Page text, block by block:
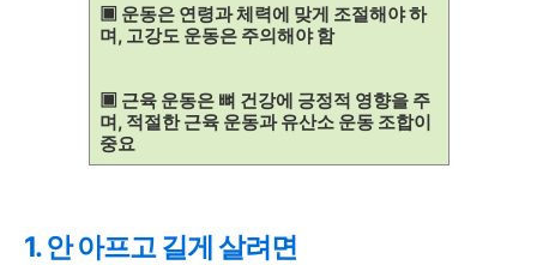
▣ 운동은 연령과 체력에 맞게 조절해야 하
며, 고강도 운동은 주의해야 함
▣ 근육 운동은 뼈 건강에 긍정적 영향을 주
며, 적절한 근육 운동과 유산소 운동 조합이
중요
1. 안 아프고 길게 살려면